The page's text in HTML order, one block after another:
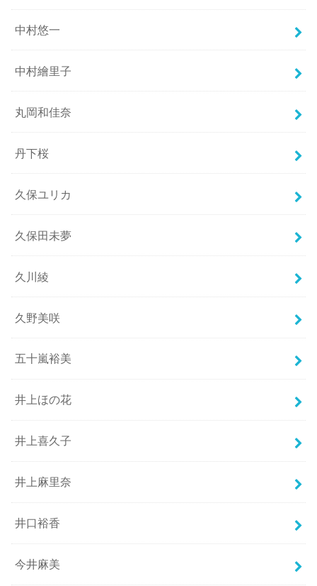
中村悠一
中村繪里子
丸岡和佳奈
丹下桜
久保ユリカ
久保田未夢
久川綾
久野美咲
五十嵐裕美
井上ほの花
井上喜久子
井上麻里奈
井口裕香
今井麻美